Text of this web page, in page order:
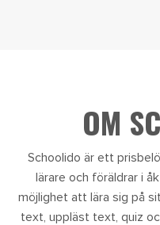
OM
Schoolido är ett
lärare och föräldrar i
möjlighet att lära sig på
text, uppläst text, quiz